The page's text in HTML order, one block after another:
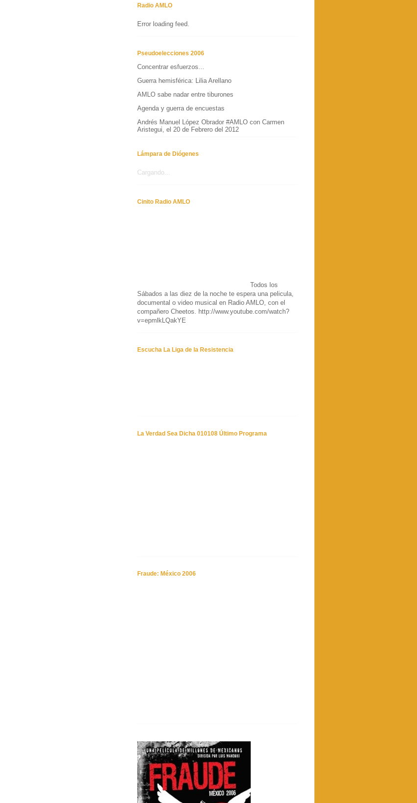
Radio AMLO
Error loading feed.
Pseudoelecciones 2006
Concentrar esfuerzos...
Guerra hemisférica: Lilia Arellano
AMLO sabe nadar entre tiburones
Agenda y guerra de encuestas
Andrés Manuel López Obrador #AMLO con Carmen
Aristegui, el 20 de Febrero del 2012
Lámpara de Diógenes
Cargando...
Cinito Radio AMLO
Todos los
Sábados a las diez de la noche te espera una pelicula,
documental o video musical en Radio AMLO, con el
compañero Cheetos. http://www.youtube.com/watch?
v=epmlkLQakYE
Escucha La Liga de la Resistencia
La Verdad Sea Dicha 010108 Último Programa
Fraude: México 2006